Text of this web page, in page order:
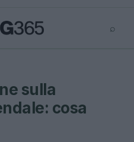
⌕
sulla
cosa